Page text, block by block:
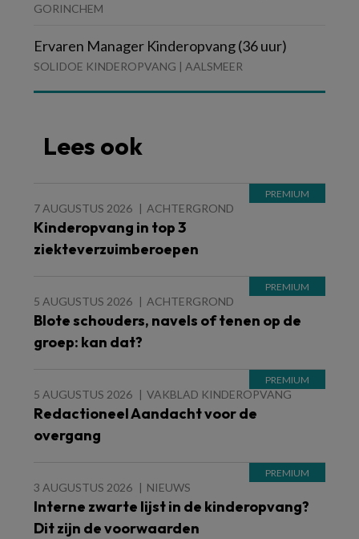
GORINCHEM
Ervaren Manager Kinderopvang (36 uur)
SOLIDOE KINDEROPVANG | AALSMEER
Lees ook
7 AUGUSTUS 2026 ACHTERGROND
Kinderopvang in top 3
ziekteverzuimberoepen
5 AUGUSTUS 2026 ACHTERGROND
Blote schouders, navels of tenen op de
groep: kan dat?
5 AUGUSTUS 2026 VAKBLAD KINDEROPVANG
Redactioneel Aandacht voor de
overgang
3 AUGUSTUS 2026 NIEUWS
Interne zwarte lijst in de kinderopvang?
Dit zijn de voorwaarden